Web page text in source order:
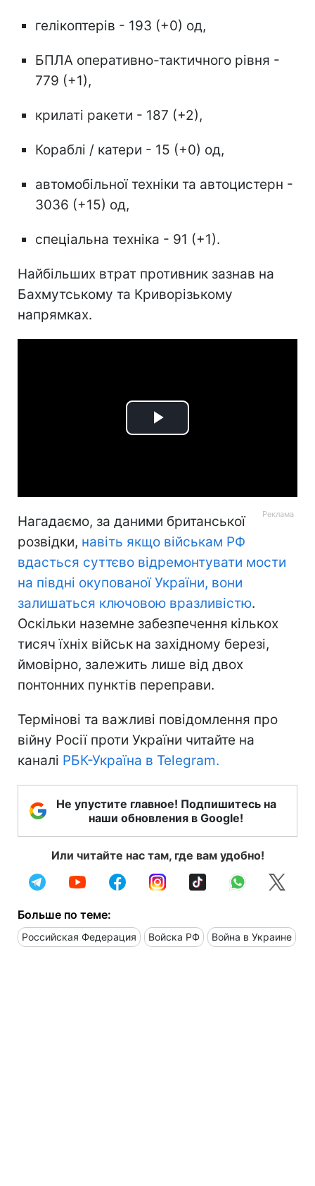
гелікоптерів - 193 (+0) од,
БПЛА оперативно-тактичного рівня -
779 (+1),
крилаті ракети - 187 (+2),
Кораблі / катери - 15 (+0) од,
автомобільної техніки та автоцистерн -
3036 (+15) од,
спеціальна техніка - 91 (+1).
Найбільших втрат противник зазнав на
Бахмутському та Криворізькому
напрямках.
Play
Нагадаємо, за даними британської
розвідки, навіть якщо військам РФ
вдасться суттєво відремонтувати мости
на півдні окупованої України, вони
залишаться ключовою вразливістю.
Оскільки наземне забезпечення кількох
тисяч їхніх військ на західному березі,
ймовірно, залежить лише від двох
понтонних пунктів переправи.
Термінові та важливі повідомлення про
війну Росії проти України читайте на
каналі РБК-Україна в Telegram.
Не упустите главное! Подпишитесь на
наши обновления в Google!
Или читайте нас там, где вам удобно!
Больше по теме:
Российская Федерация Войска РФ Война в Украине